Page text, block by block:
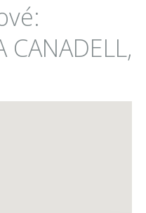
CANADELL,